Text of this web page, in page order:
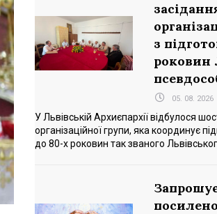
з
роковин
05. 08. 2026
У Львівській Архиєпархії відбулося
організаційної групи, яка координує
до 80-х роковин так званого